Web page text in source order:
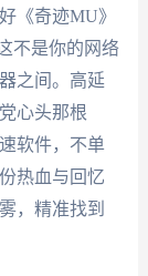
《奇迹MU》
不是你的网络
之间。高延
心头那根
软件，不单
热血与回忆
，精准找到